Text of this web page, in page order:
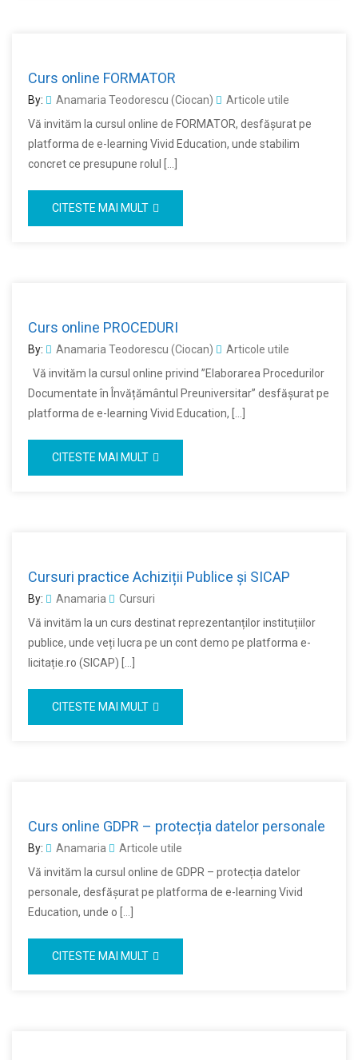
Curs online FORMATOR
By: Anamaria Teodorescu (Ciocan)
Articole utile
Vă invităm la cursul online de FORMATOR, desfășurat pe
platforma de e-learning Vivid Education, unde stabilim
concret ce presupune rolul […]
CITESTE MAI MULT
Curs online PROCEDURI
By: Anamaria Teodorescu (Ciocan)
Articole utile
Vă invităm la cursul online privind ”Elaborarea Procedurilor
Documentate în Învățământul Preuniversitar” desfășurat pe
platforma de e-learning Vivid Education, […]
CITESTE MAI MULT
Cursuri practice Achiziții Publice și SICAP
By: Anamaria
Cursuri
Vă invităm la un curs destinat reprezentanților instituțiilor
publice, unde veți lucra pe un cont demo pe platforma e-
licitație.ro (SICAP) […]
CITESTE MAI MULT
Curs online GDPR – protecția datelor personale
By: Anamaria
Articole utile
Vă invităm la cursul online de GDPR – protecția datelor
personale, desfășurat pe platforma de e-learning Vivid
Education, unde o […]
CITESTE MAI MULT